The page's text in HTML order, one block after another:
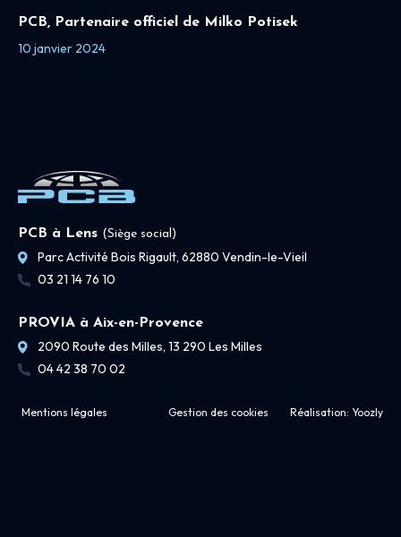
PCB, Partenaire officiel de Milko Potisek
10 janvier 2024
PCB à Lens (Siège social)
Parc Activité Bois Rigault, 62880 Vendin-le-Vieil
03 21 14 76 10
PROVIA à Aix-en-Provence
2090 Route des Milles, 13 290 Les Milles
04 42 38 70 02
Mentions légales Gestion des cookies Réalisation: Yoozly